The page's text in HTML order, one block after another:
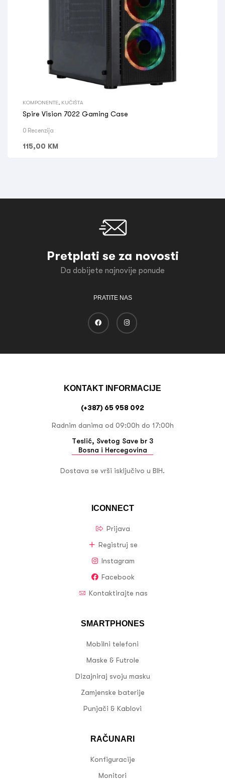
KOMPONENTE KUĆIŠTA
Spire Vision 7022 Gaming Case
0 Recenzija
115,00 KM
Pretplati se za novosti
Da dobijete najnovije ponude
PRATITE NAS
ICONNECT
Prijava
Registruj se
Instagram
Facebook
Kontaktirajte nas
SMARTPHONES
Mobilni telefoni
Maske & Futrole
Dizajniraj svoju masku
Zamjenske baterije
Punjači & Kablovi
RAČUNARI
Konfiguracije
Monitori
KONTAKT INFORMACIJE
(+387) 65 958 092
Radnim danima od 09:00h do 17:00h
Teslić, Svetog Save br 3
Bosna i Hercegovina
Dostava se vrši isključivo u BIH.